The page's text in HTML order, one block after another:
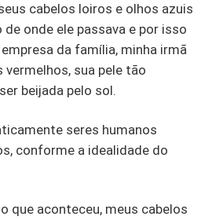
cabelos loiros e olhos azuis
onde ele passava e por isso
da família, minha irmã
vermelhos, sua pele tão
beijada pelo sol.
seres humanos
conforme a idealidade do
que aconteceu, meus cabelos